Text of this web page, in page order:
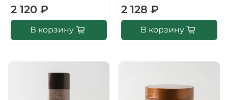
2 120 ₽
В корзину
2 128 ₽
В корзину